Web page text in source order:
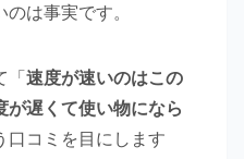
は事実です。
速度が速いのはこの
が遅くて使い物になら
口コミを目にします